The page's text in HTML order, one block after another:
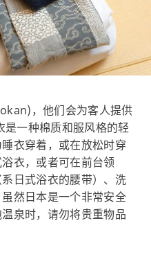
，他们会为客人提供
一种棉质和服风格的轻
衣穿着，或在放松时穿
衣，或者可在前台领
日式浴衣的腰带）、洗
然日本是一个非常安全
泉时，请勿将贵重物品